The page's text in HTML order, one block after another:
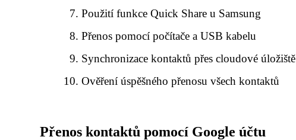
Použití funkce Quick Share u Samsung
Přenos pomocí počítače a USB kabelu
Synchronizace kontaktů přes cloudové úložiště
Ověření úspěšného přenosu všech kontaktů
Přenos kontaktů pomocí Google účtu